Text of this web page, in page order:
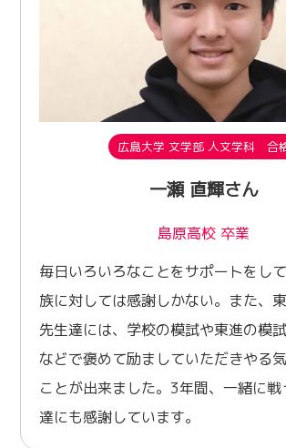
広島大学 文学部 人文学科 合
一瀬 直輝さん
島原高校 卒業
毎日いろいろなことをサポートをし
族に対しては感謝しかない。また、
先生達には、学校の模試や東進の模
などで褒めて励ましていただきやる
ことが出来ました。3年間、一緒に戦
達にも感謝しています。